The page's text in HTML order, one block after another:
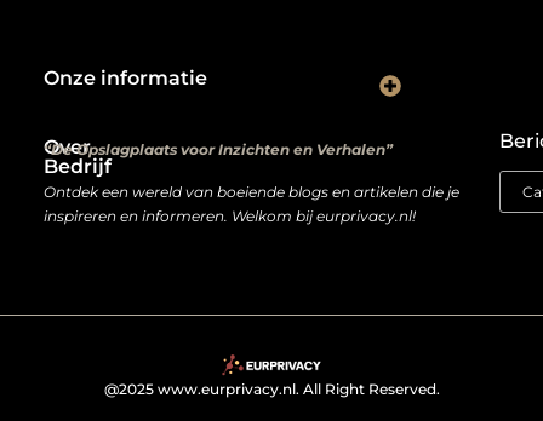
Over
Bedrijf
“De Opslagplaats voor Inzichten en Verhalen”
Ontdek een wereld van boeiende blogs en artikelen die je
inspireren en informeren. Welkom bij eurprivacy.nl!
Onze informatie
@2025 www.eurprivacy.nl. All Right Reserved.